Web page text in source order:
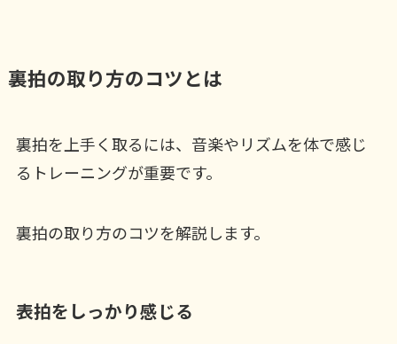
裏拍の取り方のコツとは
裏拍を上手く取るには、音楽やリズムを体で感じ
るトレーニングが重要です。
裏拍の取り方のコツを解説します。
表拍をしっかり感じる